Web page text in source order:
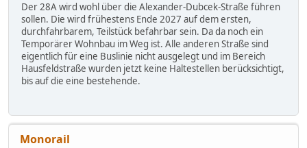
Der 28A wird wohl über die Alexander-Dubcek-Straße führen
sollen. Die wird frühestens Ende 2027 auf dem ersten,
durchfahrbarem, Teilstück befahrbar sein. Da da noch ein
Temporärer Wohnbau im Weg ist. Alle anderen Straße sind
eigentlich für eine Buslinie nicht ausgelegt und im Bereich
Hausfeldstraße wurden jetzt keine Haltestellen berücksichtigt,
bis auf die eine bestehende.
Monorail